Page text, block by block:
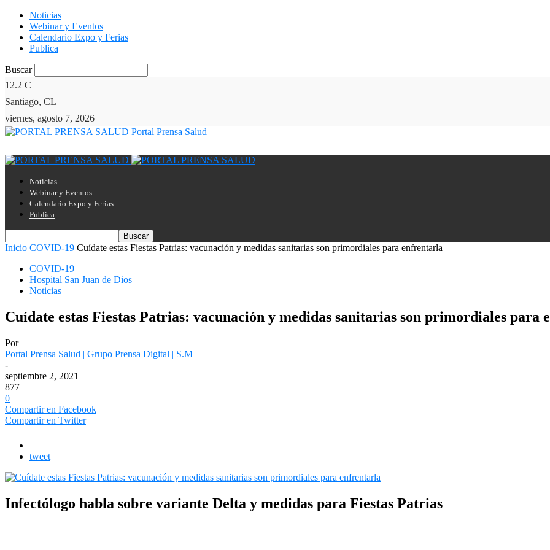
Noticias
Webinar y Eventos
Calendario Expo y Ferias
Publica
Buscar
12.2 C
Santiago, CL
viernes, agosto 7, 2026
Portal Prensa Salud
Noticias
Webinar y Eventos
Calendario Expo y Ferias
Publica
Inicio COVID-19 Cuídate estas Fiestas Patrias: vacunación y medidas sanitarias son primordiales para enfrentarla
COVID-19
Hospital San Juan de Dios
Noticias
Cuídate estas Fiestas Patrias: vacunación y medidas sanitarias son primordiales para
Por
Portal Prensa Salud | Grupo Prensa Digital | S.M
-
septiembre 2, 2021
877
0
Compartir en Facebook
Compartir en Twitter
tweet
Infectólogo habla sobre variante Delta y medidas para Fiestas Patrias